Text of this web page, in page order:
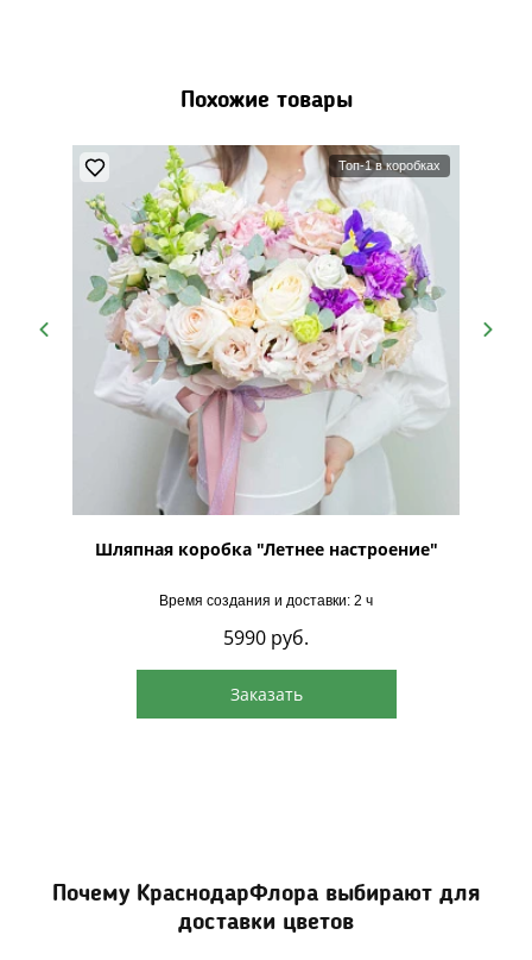
Похожие товары
Топ-1 в коробках
Шляпная коробка "Летнее настроение"
Время создания и доставки: 2 ч
5990 руб.
Заказать
Почему КраснодарФлора выбирают для
доставки цветов